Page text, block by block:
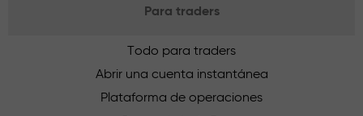
Para traders
Todo para traders
Abrir una cuenta instantánea
Plataforma de operaciones